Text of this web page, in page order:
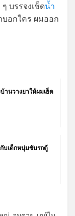
บรรจงเช็ดน้ำ
บอกใคร ผมออก
านวางยาให้ผมเย็ด
กับเด็กหนุ่มขับรถตู้